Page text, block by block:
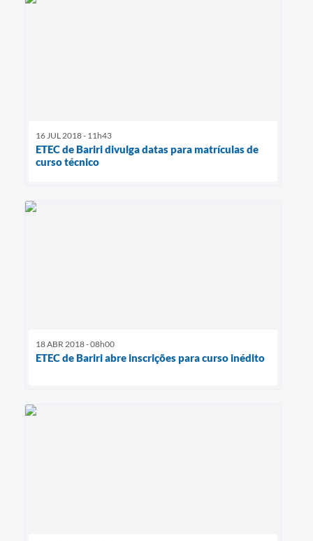
16 JUL 2018 - 11h43
ETEC de Bariri divulga datas para matrículas de
curso técnico
18 ABR 2018 - 08h00
ETEC de Bariri abre inscrições para curso inédito